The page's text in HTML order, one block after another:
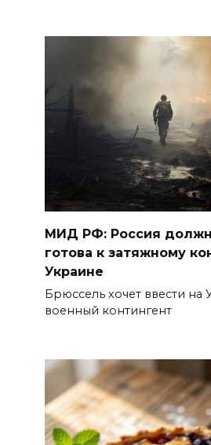
МИД РФ: Россия
готова к затяжному
Украине
Брюссель хочет ввести на
военный контингент